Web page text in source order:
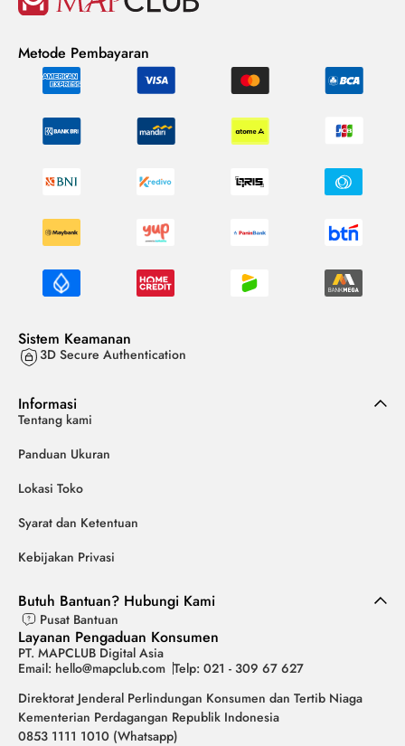
Metode Pembayaran
Sistem Keamanan
3D Secure Authentication
Informasi
Tentang kami
Panduan Ukuran
Lokasi Toko
Syarat dan Ketentuan
Kebijakan Privasi
Butuh Bantuan? Hubungi Kami
Pusat Bantuan
Layanan Pengaduan Konsumen
PT. MAPCLUB Digital Asia
Email: hello@mapclub.com Telp: 021 - 309 67 627
Direktorat Jenderal Perlindungan Konsumen dan Tertib Niaga
Kementerian Perdagangan Republik Indonesia
0853 1111 1010 (Whatsapp)